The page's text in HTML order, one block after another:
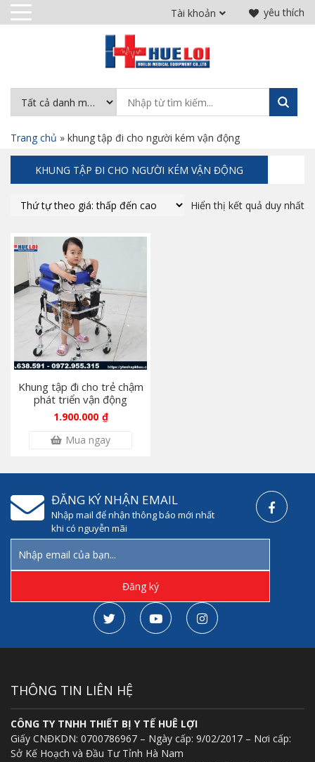
yêu thích
Tài khoản
Trang chủ » khung tập đi cho người kém vận động
KHUNG TẬP ĐI CHO NGƯỜI KÉM VẬN ĐỘNG
Hiển thị kết quả duy nhất
Khung tập đi cho trẻ chậm
phát triển vận động
1.900.000 ₫
Mua ngay
ĐĂNG KÝ NHẬN EMAIL
Nhập mail để nhận thông báo mới nhất
khi có nguyễn mãi
THÔNG TIN LIÊN HỆ
CÔNG TY TNHH THIẾT BỊ Y TẾ HUÊ LỢI
Giấy CNĐKDN: 0700786967 – Ngày cấp: 9/02/2017 – Nơi cấp:
Sở Kế Hoạch và Đầu Tư Tỉnh Hà Nam